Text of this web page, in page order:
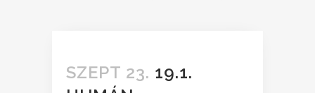
SZEPT 23. 19.1.